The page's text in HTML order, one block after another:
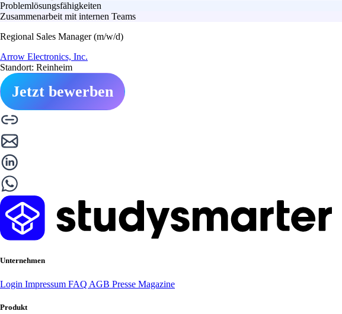
Problemlösungsfähigkeiten
Zusammenarbeit mit internen Teams
Regional Sales Manager (m/w/d)
Arrow Electronics, Inc.
Standort: Reinheim
Jetzt bewerben
Unternehmen
Login Impressum FAQ AGB Presse Magazine
Produkt